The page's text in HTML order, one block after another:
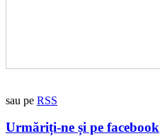
sau pe RSS
Urmăriți-ne și pe facebook